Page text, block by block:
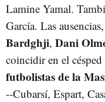
Lamine Yamal.
García. Las
Bardghji, Dani
coincidir en el
futbolistas de la
--Cubarsí, Espart,